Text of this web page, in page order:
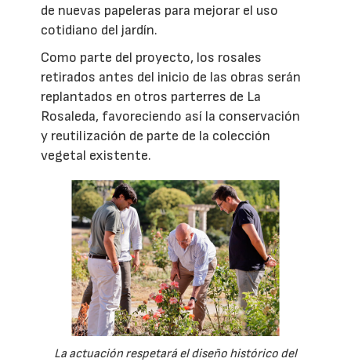
de nuevas papeleras para mejorar el uso
cotidiano del jardín.
Como parte del proyecto, los rosales
retirados antes del inicio de las obras serán
replantados en otros parterres de La
Rosaleda, favoreciendo así la conservación
y reutilización de parte de la colección
vegetal existente.
La actuación respetará el diseño histórico del